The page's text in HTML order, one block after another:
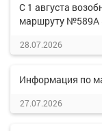
С 1 августа
маршруту №589А
28.07.2026
Информация по
27.07.2026